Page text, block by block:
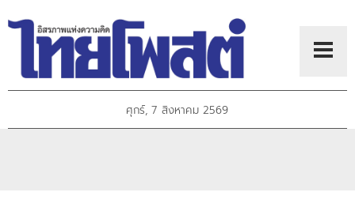
ศุกร์, 7 สิงหาคม 2569